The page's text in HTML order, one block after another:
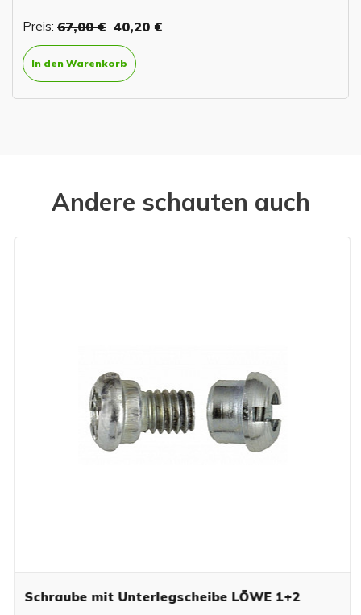
Preis: 67,00 € 40,20 €
In den Warenkorb
Andere schauten auch
Schraube mit Unterlegscheibe LÖWE 1+2